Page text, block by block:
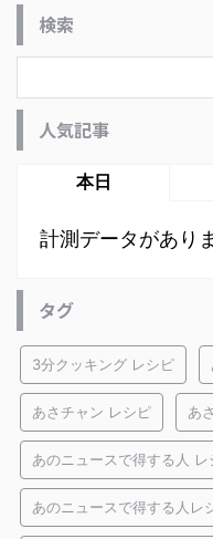
検索
人気記事
本日
計測データがあり
タグ
3分クッキング レシピ
あさチャン レシピ あ
あのニュースで得する人 レ
あのニュースで得する人レ